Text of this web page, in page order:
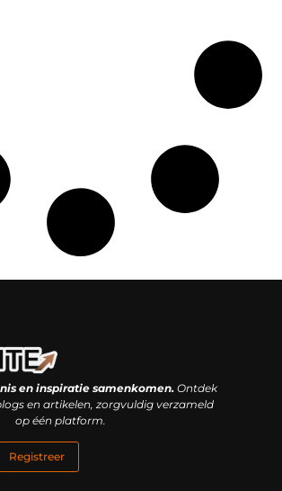
en inspiratie samenkomen.Ontdek
en artikelen, zorgvuldig verzameld
op één platform.
Registreer